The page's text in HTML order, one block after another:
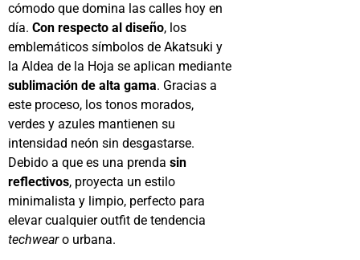
cómodo que domina las calles hoy en
día. Con respecto al diseño, los
emblemáticos símbolos de Akatsuki y
la Aldea de la Hoja se aplican mediante
sublimación de alta gama. Gracias a
este proceso, los tonos morados,
verdes y azules mantienen su
intensidad neón sin desgastarse.
Debido a que es una prenda sin
reflectivos, proyecta un estilo
minimalista y limpio, perfecto para
elevar cualquier outfit de tendencia
techwearo urbana.